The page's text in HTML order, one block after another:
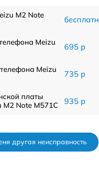
M2 Note
Meizu
695 р
Meizu
735 р
платы
M2 Note M571C
935 р
другая неисправность